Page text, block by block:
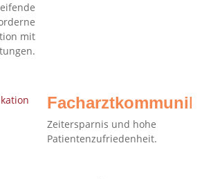
mit
Zeitersparnis und hohe
Patientenzufriedenheit.